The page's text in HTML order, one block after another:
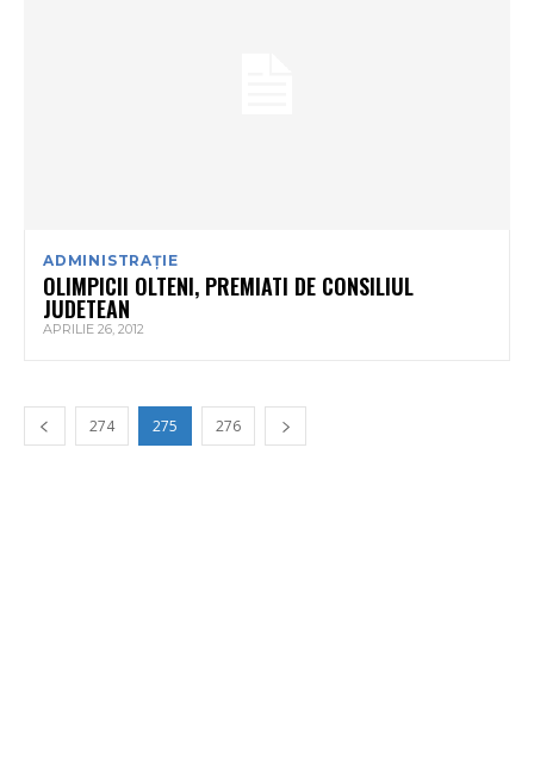
ADMINISTRAȚIE
OLIMPICII OLTENI, PREMIATI DE CONSILIUL
JUDETEAN
APRILIE 26, 2012
274 275 276